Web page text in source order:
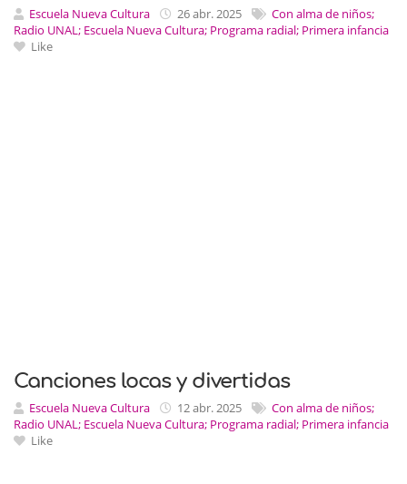
Escuela Nueva Cultura 26 abr. 2025
Con alma de niños;
Radio UNAL; Escuela Nueva Cultura; Programa radial; Primera infancia
Like
Canciones locas y divertidas
Escuela Nueva Cultura 12 abr. 2025
Con alma de niños;
Radio UNAL; Escuela Nueva Cultura; Programa radial; Primera infancia
Like